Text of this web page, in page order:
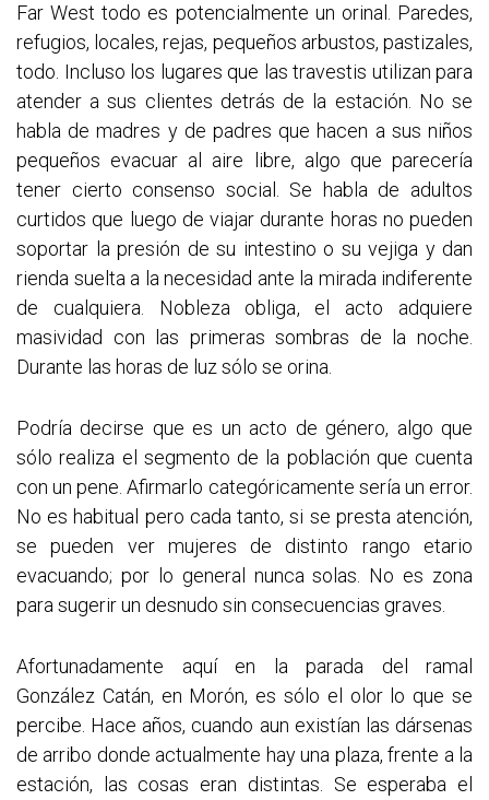
Far West todo es potencialmente un orinal. Paredes,
refugios, locales, rejas, pequeños arbustos, pastizales,
todo. Incluso los lugares que las travestis utilizan para
atender a sus clientes detrás de la estación. No se
habla de madres y de padres que hacen a sus niños
pequeños evacuar al aire libre, algo que parecería
tener cierto consenso social. Se habla de adultos
curtidos que luego de viajar durante horas no pueden
soportar la presión de su intestino o su vejiga y dan
rienda suelta a la necesidad ante la mirada indiferente
de cualquiera. Nobleza obliga, el acto adquiere
masividad con las primeras sombras de la noche.
Durante las horas de luz sólo se orina.
Podría decirse que es un acto de género, algo que
sólo realiza el segmento de la población que cuenta
con un pene. Afirmarlo categóricamente sería un error.
No es habitual pero cada tanto, si se presta atención,
se pueden ver mujeres de distinto rango etario
evacuando; por lo general nunca solas. No es zona
para sugerir un desnudo sin consecuencias graves.
Afortunadamente aquí en la parada del ramal
González Catán, en Morón, es sólo el olor lo que se
percibe. Hace años, cuando aun existían las dársenas
de arribo donde actualmente hay una plaza, frente a la
estación, las cosas eran distintas. Se esperaba el